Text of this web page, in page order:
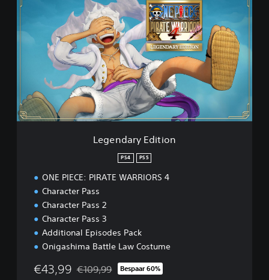
e
d
i
Legendary Edition
PS4 PS5
ONE PIECE: PIRATE WARRIORS 4
Character Pass
Character Pass 2
Character Pass 3
Additional Episodes Pack
Onigashima Battle Law Costume
€43,99 Korting ten opzichte van de oorspronkelijke prijs
€109,99 Bespaar 60%